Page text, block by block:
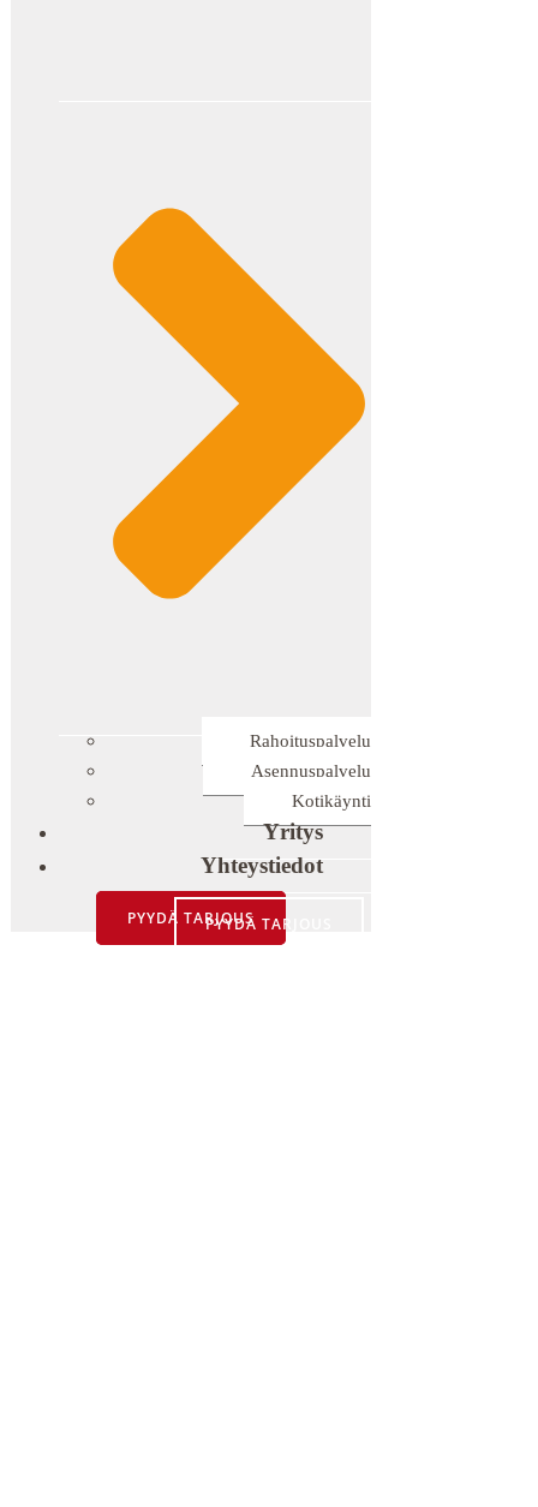
Rahoituspalvelu
Asennuspalvelu
Kotikäynti
Yritys
Yhteystiedot
PYYDÄ TARJOUSPYYDÄ TARJOUS